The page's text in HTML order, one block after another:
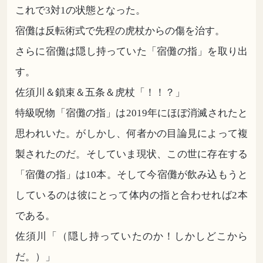
これで3対1の状態となった。
宿儺は反転術式で先程の虎杖からの傷を治す。
さらに宿儺は隠し持っていた「宿儺の指」を取り出
す。
佐須川＆鎖束＆五条＆虎杖「！！？」
特級呪物「宿儺の指」は2019年にほぼ消滅されたと
思われいた。がしかし、何者かの目論見によって複
製されたのだ。そしていま現状、この世に存在する
「宿儺の指」は10本。そして今宿儺が飲み込もうと
しているのは彼にとって体内の指と合わせれば2本
である。
佐須川「（隠し持っていたのか！しかしどこから
だ。）」